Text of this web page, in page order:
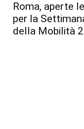
Roma, aperte
per la
della Mobilità